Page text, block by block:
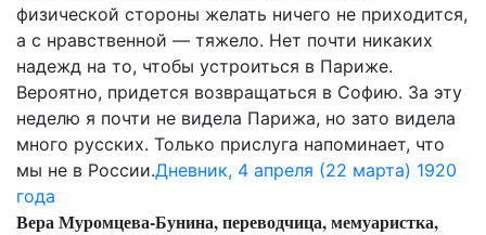
физической стороны желать ничего не приходится,
а с нравственной — тяжело. Нет почти никаких
надежд на то, чтобы устроиться в Париже.
Вероятно, придется возвращаться в Софию. За эту
неделю я почти не видела Парижа, но зато видела
много русских. Только прислуга напоминает, что
мы не в России.Дневник, 4 апреля (22 марта) 1920
года
Вера Муромцева-Бунина, переводчица, мемуаристка,